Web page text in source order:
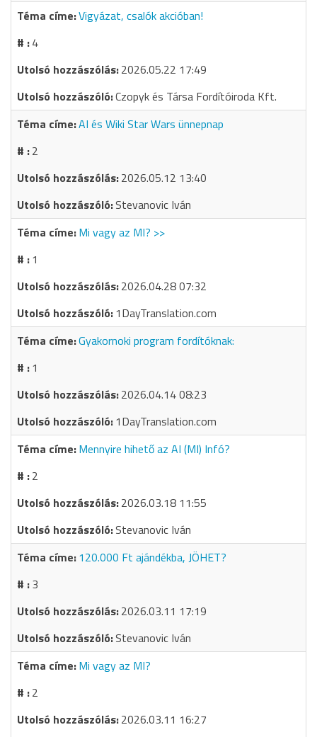
Vigyázat, csalók akcióban!
4
2026.05.22 17:49
Czopyk és Társa Fordítóiroda Kft.
AI és Wiki Star Wars ünnepnap
2
2026.05.12 13:40
Stevanovic Iván
Mi vagy az MI? >>
1
2026.04.28 07:32
1DayTranslation.com
Gyakornoki program fordítóknak:
1
2026.04.14 08:23
1DayTranslation.com
Mennyire hihető az AI (MI) Infó?
2
2026.03.18 11:55
Stevanovic Iván
120.000 Ft ajándékba, JÖHET?
3
2026.03.11 17:19
Stevanovic Iván
Mi vagy az MI?
2
2026.03.11 16:27